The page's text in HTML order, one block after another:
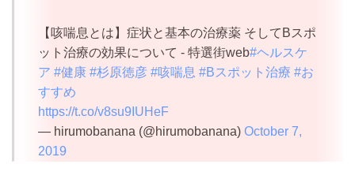
【咳喘息とは】症状と基本の治療薬 そしてBスポ
ット治療の効果について - 特選街web#ヘルスケ
ア #健康 #杉原徳彦 #咳喘息 #Bスポット治療 #お
すすめ
https://t.co/v8su9IUHeF
— hirumobanana (@hirumobanana) October 7,
2019